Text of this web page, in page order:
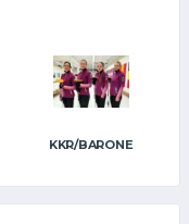
KKR/BARONE